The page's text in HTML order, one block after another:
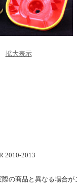
拡大表示
2010-2013
の商品と異なる場合が